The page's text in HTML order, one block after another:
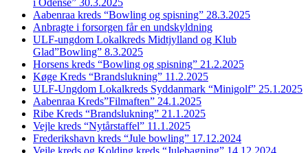
Aabenraa kreds “Bowling og spisning” 28.3.2025
Anbragte i forsorgen får en undskyldning
ULF-ungdom Lokalkreds Midtjylland og Klub
Glad”Bowling” 8.3.2025
Horsens kreds “Bowling og spisning” 21.2.2025
Køge Kreds “Brandslukning” 11.2.2025
ULF-Ungdom Lokalkreds Syddanmark “Minigolf” 25.1.2025
Aabenraa Kreds”Filmaften” 24.1.2025
Ribe Kreds “Brandslukning” 21.1.2025
Vejle kreds “Nytårstaffel” 11.1.2025
Frederikshavn kreds “Jule bowling” 17.12.2024
Vejle kreds og Kolding kreds “Julebagning” 14.12.2024